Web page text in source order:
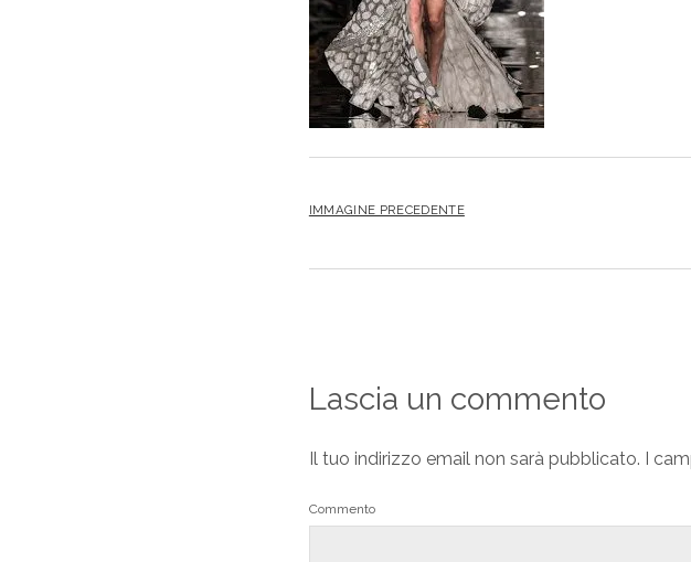
IMMAGINE PRECEDENTE
Lascia un commento
Il tuo indirizzo email non sarà pubblicato. I
Commento